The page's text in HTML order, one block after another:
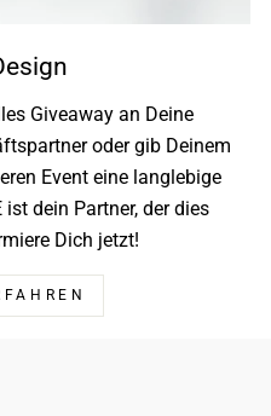
Giveaway an Deine
oder gib Deinem
Event eine langlebige
ist dein Partner, der dies
Dich jetzt!